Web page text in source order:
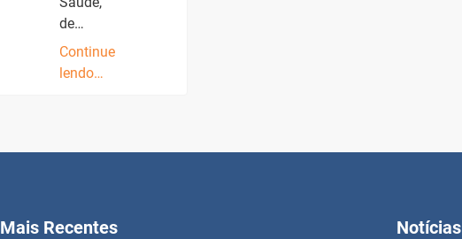
de…
Continue
lendo…
Mais Recentes Notícias